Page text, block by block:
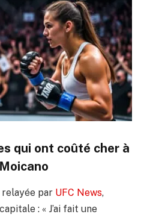
qui ont coûté cher à
relayée par UFC News,
: « J’ai fait une